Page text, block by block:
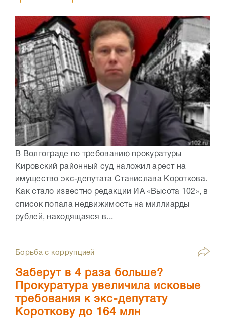
В Волгограде по требованию прокуратуры
Кировский районный суд наложил арест на
имущество экс-депутата Станислава Короткова.
Как стало известно редакции ИА «Высота 102», в
список попала недвижимость на миллиарды
рублей, находящаяся в...
Борьба с коррупцией
Заберут в 4 раза больше?
Прокуратура увеличила исковые
требования к экс-депутату
Короткову до 164 млн